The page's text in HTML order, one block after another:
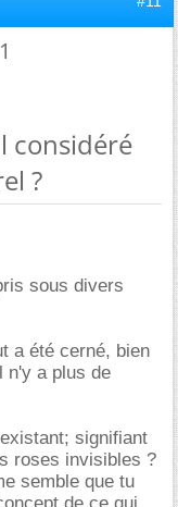
considéré
?
sous divers
a été cerné, bien
n'y a plus de
signifiant
roses invisibles ?
semble que tu